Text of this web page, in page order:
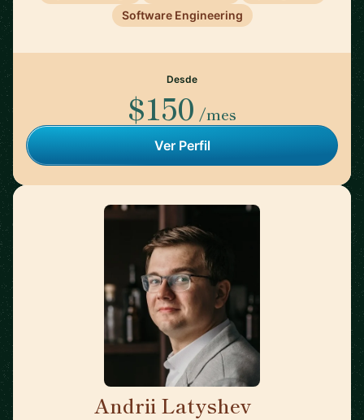
Software Engineering
Desde
$150 /mes
Ver Perfil
Andrii Latyshev